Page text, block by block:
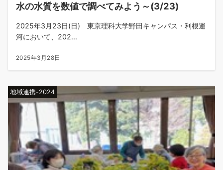
水の水質を数値で調べてみよう～(3/23)
2025年3月23日(日) 東京理科大学野田キャンパス・利根運
河において、202...
2025年3月28日
地域連携-2024